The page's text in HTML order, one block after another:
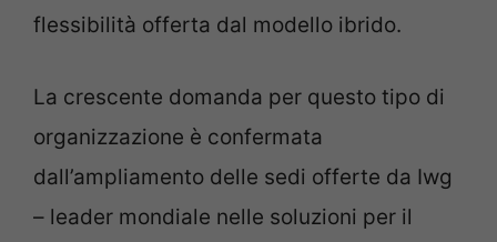
flessibilità offerta dal modello ibrido.
La crescente domanda per questo tipo di
organizzazione è confermata
dall’ampliamento delle sedi offerte da Iwg
– leader mondiale nelle soluzioni per il